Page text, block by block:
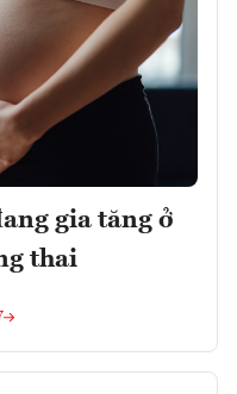
gia tăng ở
thai